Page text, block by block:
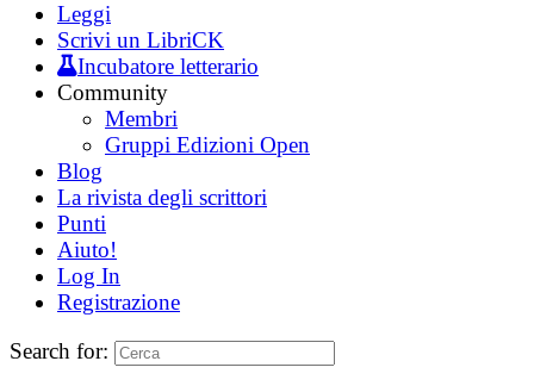
Leggi
Scrivi un LibriCK
Incubatore letterario
Community
Membri
Gruppi Edizioni Open
Blog
La rivista degli scrittori
Punti
Aiuto!
Log In
Registrazione
Search for: